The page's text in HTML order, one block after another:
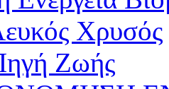
Χρυσός
Ζωής